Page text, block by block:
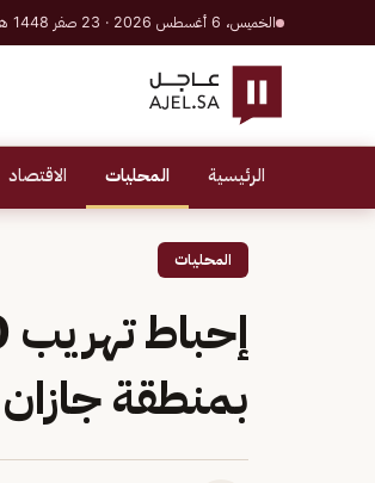
الخميس، 6 أغسطس 2026 · 23 صفر 1448 هـ
الرئيسية المحليات الاقتصاد
المحليات
بمنطقة جازان